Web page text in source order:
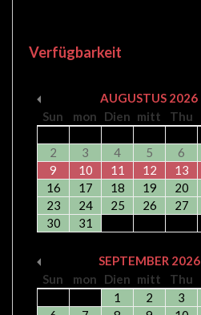
Verfügbarkeit
AUGUSTUS 2026
Sun
mon Dien mitt Thu
2
3 4 5 6
9
10 11 12 13
16
17 18 19 20
23
24 25 26 27
30
31
SEPTEMBER 2026
Sun
mon Dien mitt Thu
1
2 3